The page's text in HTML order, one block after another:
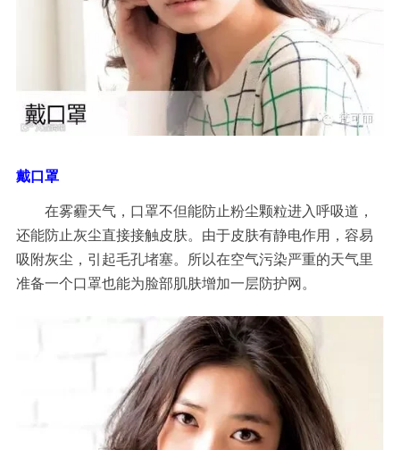
戴口罩
在雾霾天气，口罩不但能防止粉尘颗粒进入呼吸道，
还能防止灰尘直接接触皮肤。由于皮肤有静电作用，容易
吸附灰尘，引起毛孔堵塞。所以在空气污染严重的天气里
准备一个口罩也能为脸部肌肤增加一层防护网。